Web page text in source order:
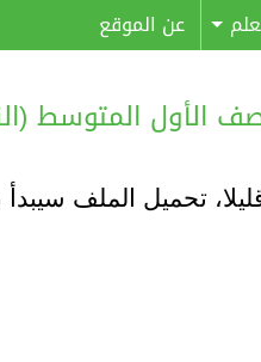
عن الموقع
المتوسط (النموذج
تحميل الملف سيبدأ